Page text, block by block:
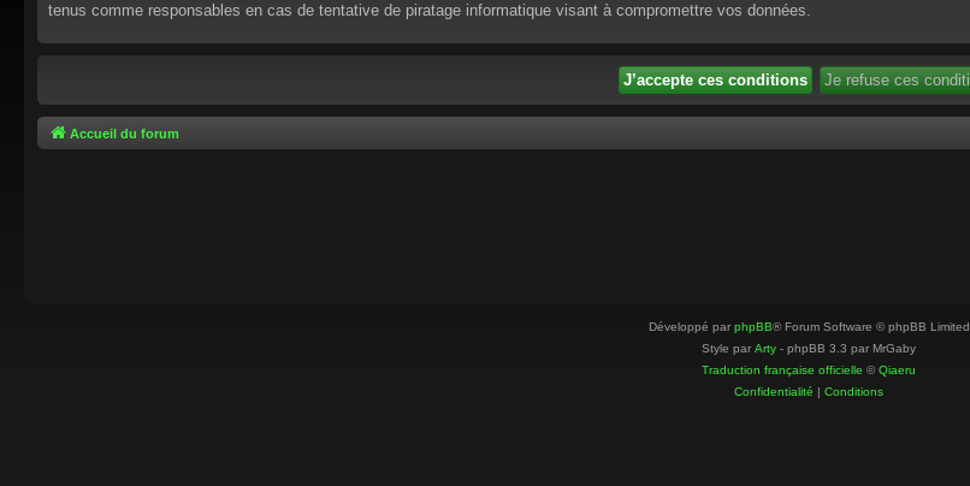
tenus comme responsables en cas de tentative de piratage informatique visant à compromettre vos données.
Accueil du forum
Développé par phpBB® Forum Software © phpBB Limited
Style par Arty - phpBB 3.3 par MrGaby
Traduction française officielle ©Qiaeru
Confidentialité | Conditions